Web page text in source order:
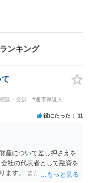
ンキング
談・交渉
#連帯保証人
役にたった 11
産について差し押さえを
社の代表者として融資を
ます。 また、返済が厳し